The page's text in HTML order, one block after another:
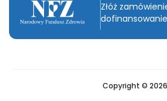
Złóż
Copyright © 2026